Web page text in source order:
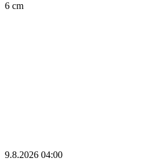
6 cm
9.8.2026 04:00